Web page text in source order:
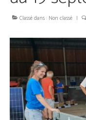
Production
Foire aux questions
Souscrire
Qui sommes-nous ?
Partenaires
Classé dans : Non classé |